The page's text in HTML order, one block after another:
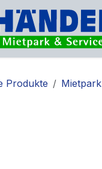
Produkte Mietpark